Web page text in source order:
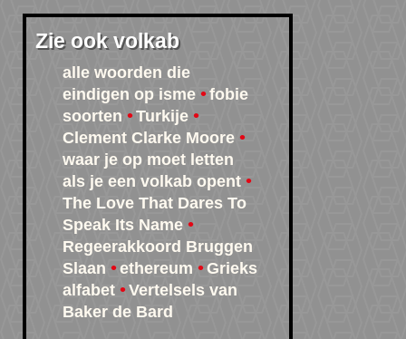
Zie ook volkab
alle woorden die
eindigen op isme
fobie
soorten
Turkije
Clement Clarke Moore
waar je op moet letten
als je een volkab opent
The Love That Dares To
Speak Its Name
Regeerakkoord Bruggen
Slaan
ethereum
Grieks
alfabet
Vertelsels van
Baker de Bard